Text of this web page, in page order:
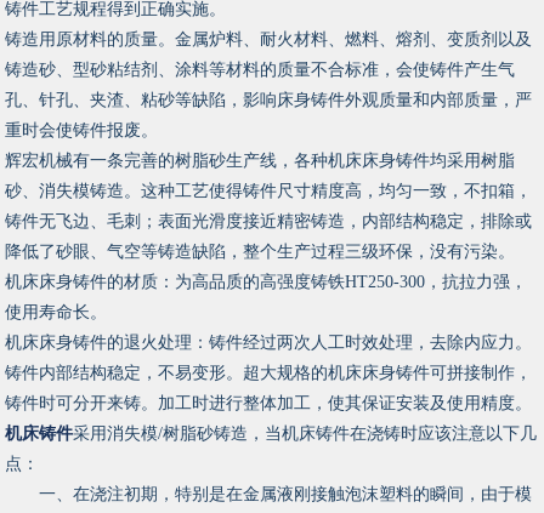
铸件工艺规程得到正确实施。
铸造用原材料的质量。金属炉料、耐火材料、燃料、熔剂、变质剂以及
铸造砂、型砂粘结剂、涂料等材料的质量不合标准，会使铸件产生气
孔、针孔、夹渣、粘砂等缺陷，影响床身铸件外观质量和内部质量，严
重时会使铸件报废。
辉宏机械有一条完善的树脂砂生产线，各种机床床身铸件均采用树脂
砂、消失模铸造。这种工艺使得铸件尺寸精度高，均匀一致，不扣箱，
铸件无飞边、毛刺；表面光滑度接近精密铸造，内部结构稳定，排除或
降低了砂眼、气空等铸造缺陷，整个生产过程三级环保，没有污染。
机床床身铸件的材质：为高品质的高强度铸铁HT250-300，抗拉力强，
使用寿命长。
机床床身铸件的退火处理：铸件经过两次人工时效处理，去除内应力。
铸件内部结构稳定，不易变形。超大规格的机床床身铸件可拼接制作，
铸件时可分开来铸。加工时进行整体加工，使其保证安装及使用精度。
机床铸件采用消失模/树脂砂铸造，当机床铸件在浇铸时应该注意以下几
点：
一、在浇注初期，特别是在金属液刚接触泡沫塑料的瞬间，由于模